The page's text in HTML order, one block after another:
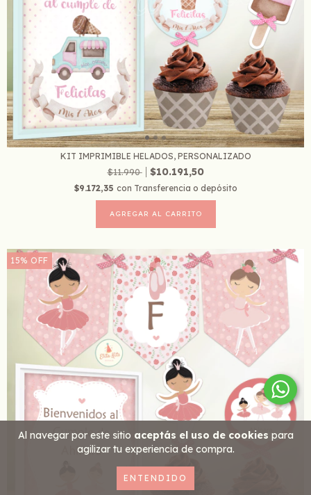
Al navegar por este sitio aceptás el uso de cookies para
agilizar tu experiencia de compra.
ENTENDIDO
KIT IMPRIMIBLE HELADOS, PERSONALIZADO
$11.990
$10.191,50
$9.172,35 con Transferencia o depósito
15% OFF